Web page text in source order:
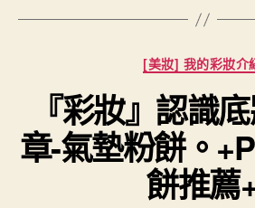
分
類
[美妝] 我的彩妝介
『彩妝』認識
章-氣墊粉餅。
餅推薦